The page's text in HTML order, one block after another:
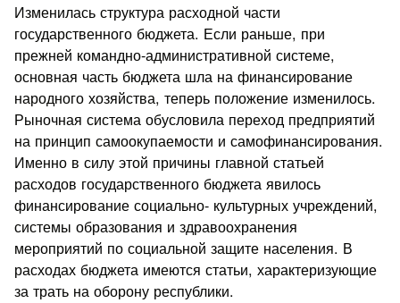
Изменилась структура расходной части
государственного бюджета. Если раньше, при
прежней командно-административной системе,
основная часть бюджета шла на финансирование
народного хозяйства, теперь положение изменилось.
Рыночная система обусловила переход предприятий
на принцип самоокупаемости и самофинансирования.
Именно в силу этой причины главной статьей
расходов государственного бюджета явилось
финансирование социально- культурных учреждений,
системы образования и здравоохранения
мероприятий по социальной защите населения. В
расходах бюджета имеются статьи, характеризующие
за трать на оборону республики.